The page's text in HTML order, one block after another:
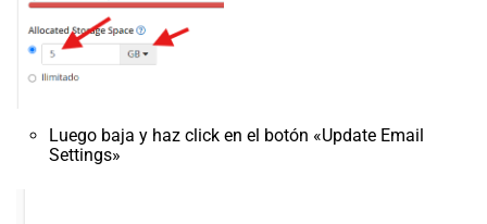
Luego baja y haz click en el botón «Update Email
Settings»